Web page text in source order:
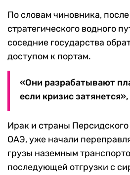
По словам чиновника,
стратегического водного
соседние государства
доступом к портам.
«Они разрабатывают
если кризис
Ирак и страны
ОАЭ, уже начали
грузы наземным
последующей отгрузки с